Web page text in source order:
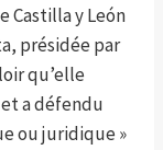
Castilla y León
présidée par
qu’elle
a défendu
ou juridique »